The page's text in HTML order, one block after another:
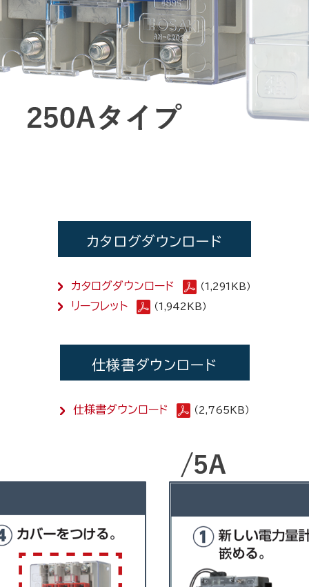
カタログダウンロード
カタログダウンロード （1,291KB）
リーフレット （1,942KB）
仕様書ダウンロード
仕様書ダウンロード （2,765KB）